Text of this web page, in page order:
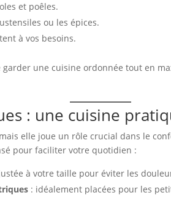
et poêles.
ou les épices.
à vos besoins.
une cuisine ordonnée tout en
: une cuisine
elle joue un rôle crucial dans le
pour faciliter votre quotidien :
à votre taille pour éviter les
: idéalement placées pour les